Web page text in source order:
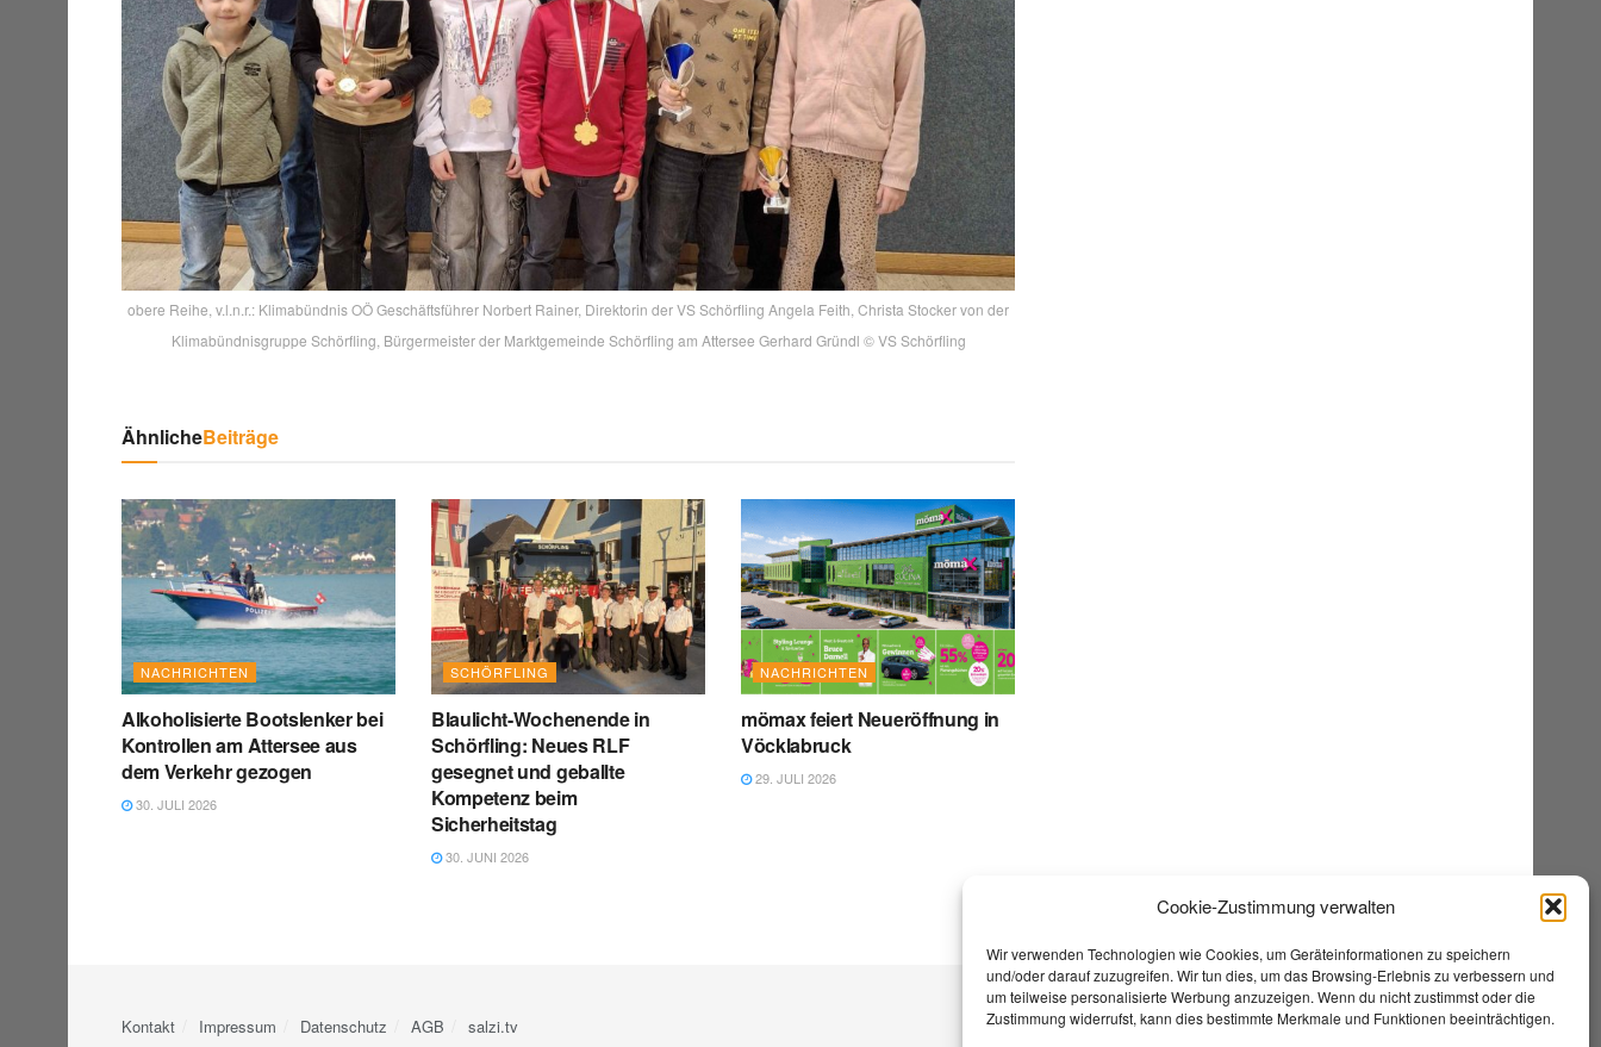
Cookie-Zustimmung verwalten
Wir verwenden Technologien wie Cookies, um Geräteinformationen zu speichern
und/oder darauf zuzugreifen. Wir tun dies, um das Browsing-Erlebnis zu verbessern und
um teilweise personalisierte Werbung anzuzeigen. Wenn du nicht zustimmst oder die
Zustimmung widerrufst, kann dies bestimmte Merkmale und Funktionen beeinträchtigen.
obere Reihe, v.l.n.r.: Klimabündnis OÖ Geschäftsführer Norbert Rainer, Direktorin der VS Schörfling Angela Feith, Christa Stocker von der
Klimabündnisgruppe Schörfling, Bürgermeister der Marktgemeinde Schörfling am Attersee Gerhard Gründl © VS Schörfling
ÄhnlicheBeiträge
NACHRICHTEN
Alkoholisierte Bootslenker bei
Kontrollen am Attersee aus
dem Verkehr gezogen
30. JULI 2026
SCHÖRFLING
Blaulicht-Wochenende in
Schörfling: Neues RLF
gesegnet und geballte
Kompetenz beim
Sicherheitstag
30. JUNI 2026
NACHRICHTEN
mömax feiert Neueröffnung in
Vöcklabruck
29. JULI 2026
Kontakt Impressum Datenschutz AGB salzi.tv